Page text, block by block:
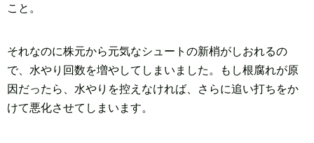
こと。
それなのに株元から元気なシュートの新梢がしおれるの
で、水やり回数を増やしてしまいました。もし根腐れが原
因だったら、水やりを控えなければ、さらに追い打ちをか
けて悪化させてしまいます。